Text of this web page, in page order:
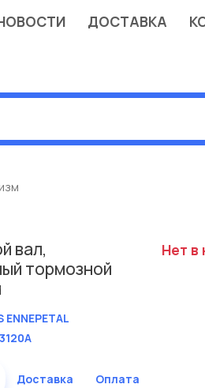
ДОСТАВКА
вал,
тормозной
ENNEPETAL
Нет в
Доставка Оплата